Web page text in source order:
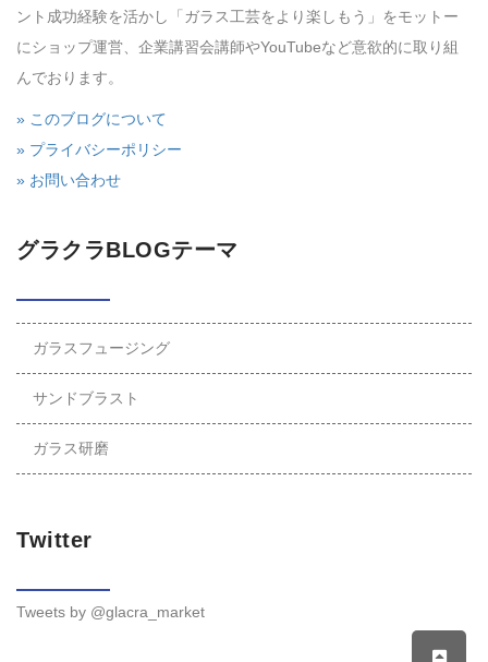
ント成功経験を活かし「ガラス工芸をより楽しもう」をモットー
にショップ運営、企業講習会講師やYouTubeなど意欲的に取り組
んでおります。
» このブログについて
» プライバシーポリシー
» お問い合わせ
グラクラBLOGテーマ
ガラスフュージング
サンドブラスト
ガラス研磨
Twitter
Tweets by @glacra_market